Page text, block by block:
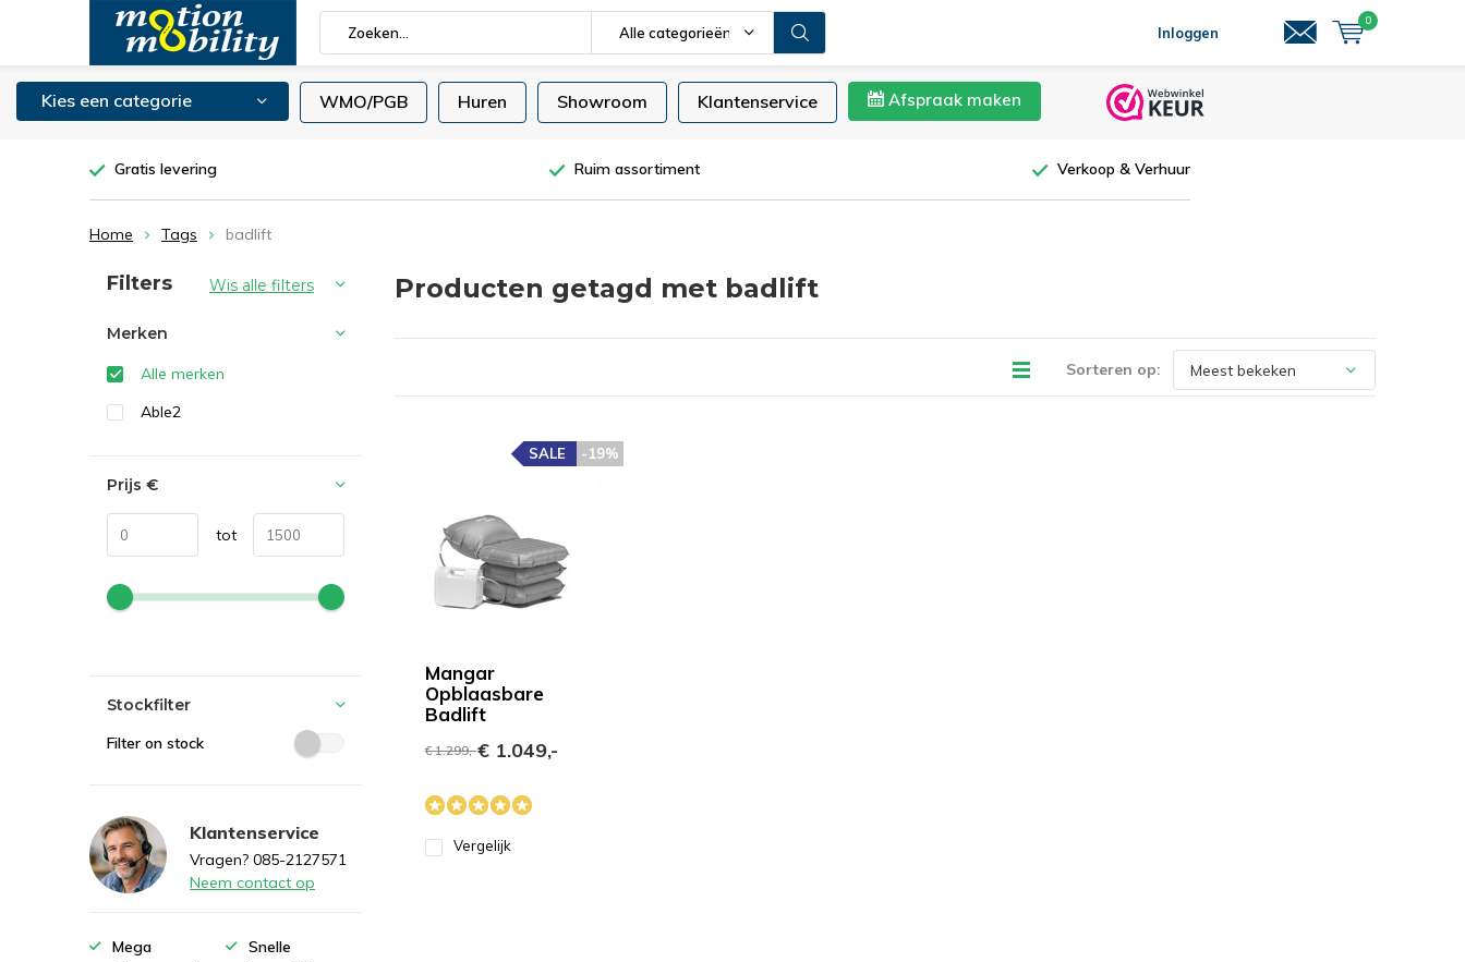
Alle categorieën Inloggen
0
Kies een categorie WMO/PGB Huren Showroom Klantenservice Afspraak maken
Gratis levering Ruim assortiment Verkoop & Verhuur
Home Tags badlift
Producten getagd met badlift
Sorteren op:
Mangar
Opblaasbare
Badlift
-19%
SALE
€ 1.299,-€ 1.049,-
Vergelijk
Sorteren op:
Filters Wis alle filters
Merken
Alle merken
Able2
Prijs €
tot
Stockfilter
Filter on stock
Klantenservice
Vragen? 085-2127571
Neem contact op
Mega
Snelle